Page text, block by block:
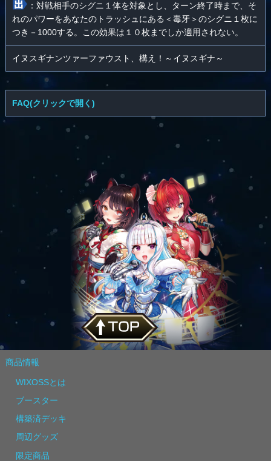
：対戦相手のシグニ１体を対象とし、ターン終了時まで、そ
れのパワーをあなたのトラッシュにある＜毒牙＞のシグニ１枚に
つき－1000する。この効果は１０枚までしか適用されない。
イヌスギナンツァーファウスト、構え！～イヌスギナ～
FAQ(クリックで開く)
商品情報
WIXOSSとは
ブースター
構築済デッキ
周辺グッズ
限定商品